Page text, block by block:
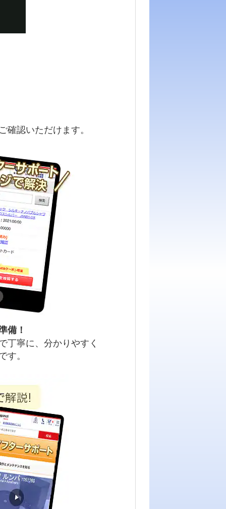
認いただけます。
備！
丁寧に、分かりやすく
。